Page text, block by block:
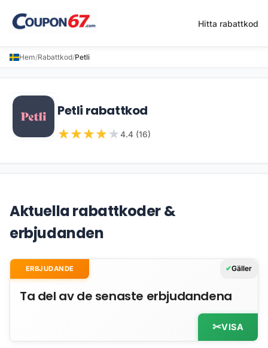
Hitta rabattkod
Hem/Rabattkod/Petli
Petli rabattkod
★★★★ ★4.4 (16)
Aktuella rabattkoder &
erbjudanden
ERBJUDANDE Gäller
Ta del av de senaste erbjudandena
VISA